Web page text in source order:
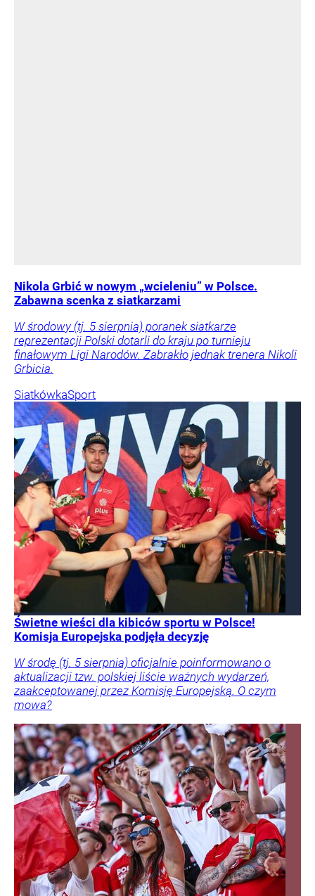
Nikola Grbić w nowym „wcieleniu” w Polsce.
Zabawna scenka z siatkarzami
W środowy (tj. 5 sierpnia) poranek siatkarze
reprezentacji Polski dotarli do kraju po turnieju
finałowym Ligi Narodów. Zabrakło jednak trenera Nikoli
Grbicia.
SiatkówkaSport
Świetne wieści dla kibiców sportu w Polsce!
Komisja Europejska podjęła decyzję
W środę (tj. 5 sierpnia) oficjalnie poinformowano o
aktualizacji tzw. polskiej liście ważnych wydarzeń,
zaakceptowanej przez Komisję Europejską. O czym
mowa?